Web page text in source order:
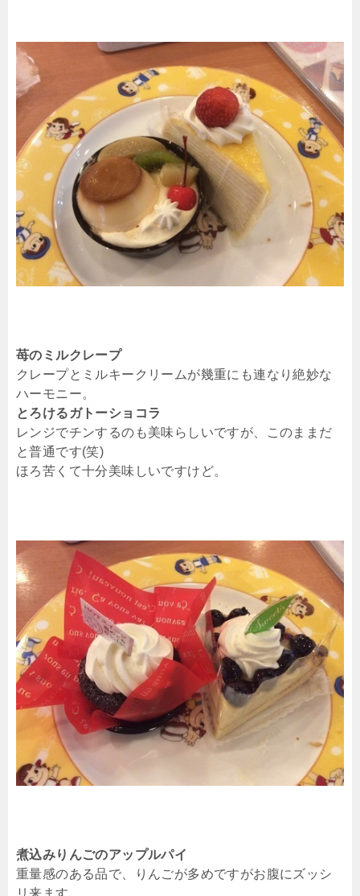
苺のミルクレープ
クレープとミルキークリームが幾重にも連なり絶妙な
ハーモニー。
とろけるガトーショコラ
レンジでチンするのも美味らしいですが、このままだ
と普通です(笑)
ほろ苦くて十分美味しいですけど。
煮込みりんごのアップルパイ
重量感のある品で、りんごが多めですがお腹にズッシ
リ来ます。